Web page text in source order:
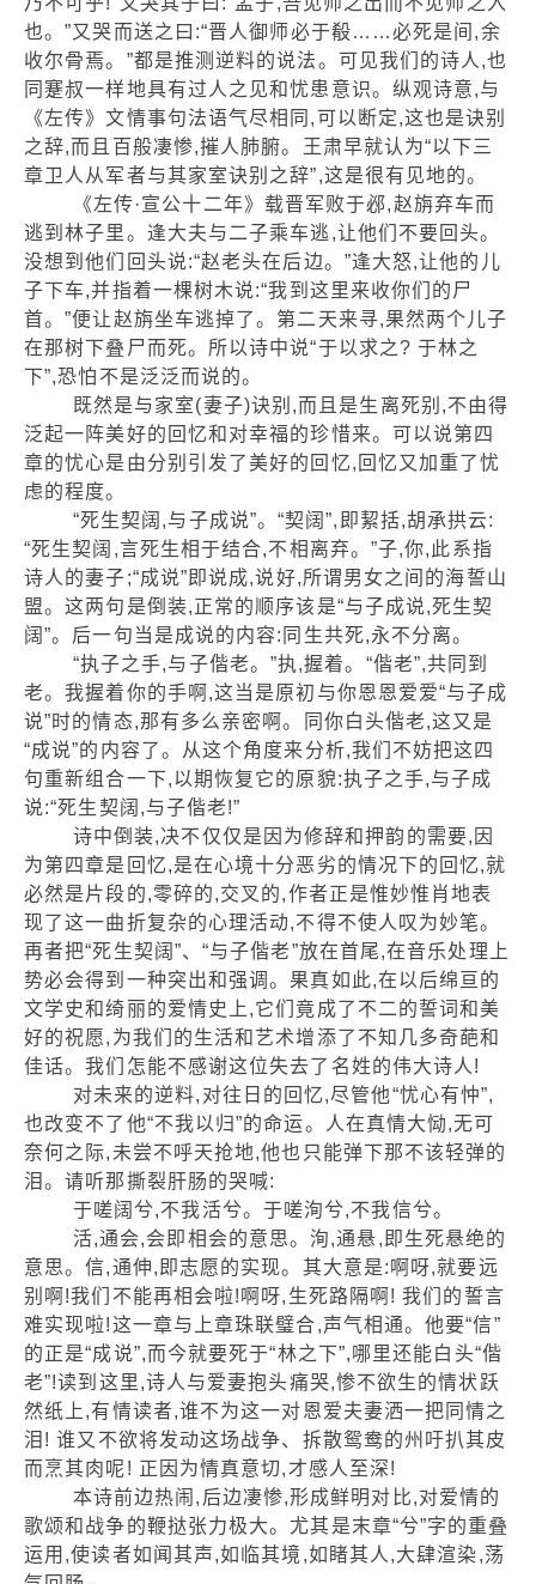
也。”又哭而送之曰:“晋人御师必于殽……必死是间,余
收尔骨焉。”都是推测逆料的说法。可见我们的诗人,也
同蹇叔一样地具有过人之见和忧患意识。纵观诗意,与
《左传》文情事句法语气尽相同,可以断定,这也是诀别
之辞,而且百般凄惨,摧人肺腑。王肃早就认为“以下三
章卫人从军者与其家室诀别之辞”,这是很有见地的。
《左传·宣公十二年》载晋军败于邲,赵旃弃车而
逃到林子里。逢大夫与二子乘车逃,让他们不要回头。
没想到他们回头说:“赵老头在后边。”逢大怒,让他的儿
子下车,并指着一棵树木说:“我到这里来收你们的尸
首。”便让赵旃坐车逃掉了。第二天来寻,果然两个儿子
在那树下叠尸而死。所以诗中说“于以求之? 于林之
下”,恐怕不是泛泛而说的。
既然是与家室(妻子)诀别,而且是生离死别,不由得
泛起一阵美好的回忆和对幸福的珍惜来。可以说第四
章的忧心是由分别引发了美好的回忆,回忆又加重了忧
虑的程度。
“死生契阔,与子成说”。“契阔”,即絜括,胡承拱云:
“死生契阔,言死生相于结合,不相离弃。”子,你,此系指
诗人的妻子;“成说”即说成,说好,所谓男女之间的海誓山
盟。这两句是倒装,正常的顺序该是“与子成说,死生契
阔”。后一句当是成说的内容:同生共死,永不分离。
“执子之手,与子偕老。”执,握着。“偕老”,共同到
老。我握着你的手啊,这当是原初与你恩恩爱爱“与子成
说”时的情态,那有多么亲密啊。同你白头偕老,这又是
“成说”的内容了。从这个角度来分析,我们不妨把这四
句重新组合一下,以期恢复它的原貌:执子之手,与子成
说:“死生契阔,与子偕老!”
诗中倒装,决不仅仅是因为修辞和押韵的需要,因
为第四章是回忆,是在心境十分恶劣的情况下的回忆,就
必然是片段的,零碎的,交叉的,作者正是惟妙惟肖地表
现了这一曲折复杂的心理活动,不得不使人叹为妙笔。
再者把“死生契阔”、“与子偕老”放在首尾,在音乐处理上
势必会得到一种突出和强调。果真如此,在以后绵亘的
文学史和绮丽的爱情史上,它们竟成了不二的誓词和美
好的祝愿,为我们的生活和艺术增添了不知几多奇葩和
佳话。我们怎能不感谢这位失去了名姓的伟大诗人!
对未来的逆料,对往日的回忆,尽管他“忧心有忡”,
也改变不了他“不我以归”的命运。人在真情大恸,无可
奈何之际,未尝不呼天抢地,他也只能弹下那不该轻弹的
泪。请听那撕裂肝肠的哭喊:
于嗟阔兮,不我活兮。于嗟洵兮,不我信兮。
活,通会,会即相会的意思。洵,通悬,即生死悬绝的
意思。信,通伸,即志愿的实现。其大意是:啊呀,就要远
别啊!我们不能再相会啦!啊呀,生死路隔啊! 我们的誓言
难实现啦!这一章与上章珠联璧合,声气相通。他要“信”
的正是“成说”,而今就要死于“林之下”,哪里还能白头“偕
老”!读到这里,诗人与爱妻抱头痛哭,惨不欲生的情状跃
然纸上,有情读者,谁不为这一对恩爱夫妻洒一把同情之
泪! 谁又不欲将发动这场战争、拆散鸳鸯的州吁扒其皮
而烹其肉呢! 正因为情真意切,才感人至深!
本诗前边热闹,后边凄惨,形成鲜明对比,对爱情的
歌颂和战争的鞭挞张力极大。尤其是末章“兮”字的重叠
运用,使读者如闻其声,如临其境,如睹其人,大肆渲染,荡